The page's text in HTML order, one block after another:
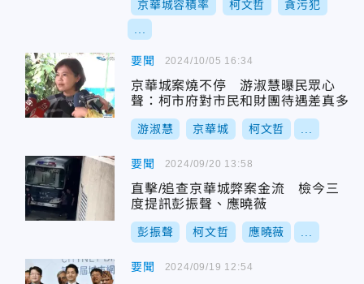
京華城容積率 柯文哲 貪污犯
要聞
京華城案燒不停 游淑慧曝民眾心
聲：柯市府對市民和財團待遇差真多
游淑慧 京華城 柯文哲
2024/10/05 16:34
要聞
直擊/追查京華城弊案金流 檢今三
度提訊彭振聲、應曉薇
彭振聲 柯文哲 應曉薇
2024/09/20 13:58
要聞 2024/09/19 12:54